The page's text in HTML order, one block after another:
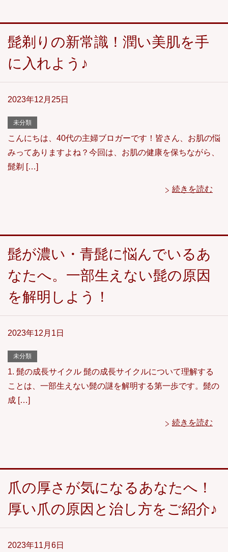
髭剃りの新常識！潤い美肌を手
に入れよう♪
2023年12月25日
未分類
こんにちは、40代の主婦ブロガーです！皆さん、お肌の悩
みってありますよね？今回は、お肌の健康を保ちながら、
髭剃 […]
続きを読む
髭が濃い・青髭に悩んでいるあ
なたへ。一部生えない髭の原因
を解明しよう！
2023年12月1日
未分類
1. 髭の成長サイクル 髭の成長サイクルについて理解する
ことは、一部生えない髭の謎を解明する第一歩です。髭の
成 […]
続きを読む
爪の厚さが気になるあなたへ！
厚い爪の原因と治し方をご紹介♪
2023年11月6日